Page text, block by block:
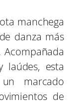
manchega
danza más
laúdes, esta
marcado
de